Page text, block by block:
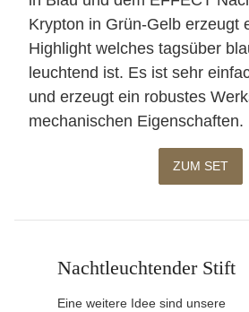
Krypton in Grün-Gelb erzeugt
Highlight welches tagsüber
leuchtend ist. Es ist sehr
und erzeugt ein robustes
mechanischen Eigenschaften.
ZUM SET
Nachtleuchtender Stift
Eine weitere Idee sind unsere